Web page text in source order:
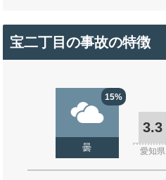
宝二丁目の事故の特徴
15%
曇
3.3
愛知県